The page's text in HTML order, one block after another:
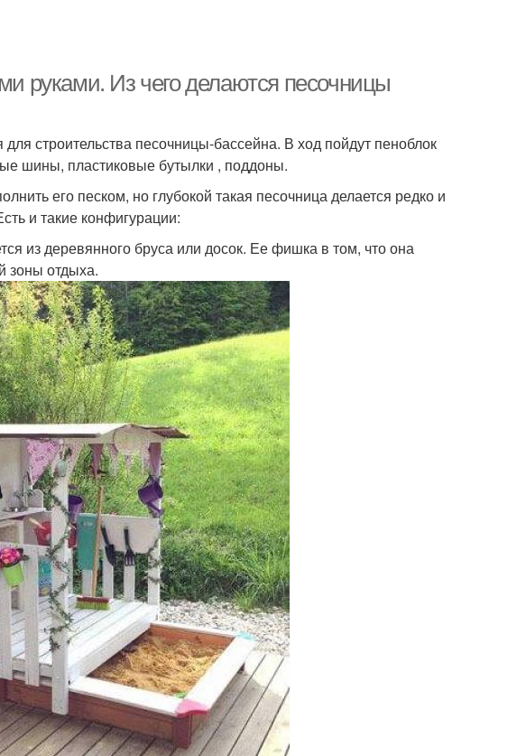
руками. Из чего делаются песочницы
для строительства песочницы-бассейна. В ход пойдут пеноблок
шины, пластиковые бутылки , поддоны.
его песком, но глубокой такая песочница делается редко и
и такие конфигурации:
из деревянного бруса или досок. Ее фишка в том, что она
зоны отдыха.